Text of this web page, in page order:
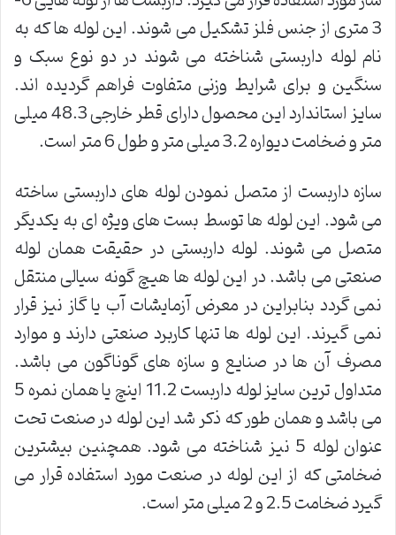
3 متری از جنس فلز تشکیل می شوند. این لوله ها که به
نام لوله داربستی شناخته می شوند در دو نوع سبک و
سنگین و برای شرایط وزنی متفاوت فراهم گردیده اند.
سایز استاندارد این محصول دارای قطر خارجی 48.3 میلی
متر و ضخامت دیواره 3.2 میلی متر و طول 6 متر است.
سازه داربست از متصل نمودن لوله های داربستی ساخته
می شود. این لوله ها توسط بست های ویژه ای به یکدیگر
متصل می شوند. لوله داربستی در حقیقت همان لوله
صنعتی می باشد. در این لوله ها هیچ گونه سیالی منتقل
نمی گردد بنابراین در معرض آزمایشات آب یا گاز نیز قرار
نمی گیرند. این لوله ها تنها کاربرد صنعتی دارند و موارد
مصرف آن ها در صنایع و سازه های گوناگون می باشد.
متداول ترین سایز لوله داربست 11.2 اینچ یا همان نمره 5
می باشد و همان طور که ذکر شد این لوله در صنعت تحت
عنوان لوله 5 نیز شناخته می شود. همچنین بیشترین
ضخامتی که از این لوله در صنعت مورد استفاده قرار می
گیرد ضخامت 2.5 و 2 میلی متر است.